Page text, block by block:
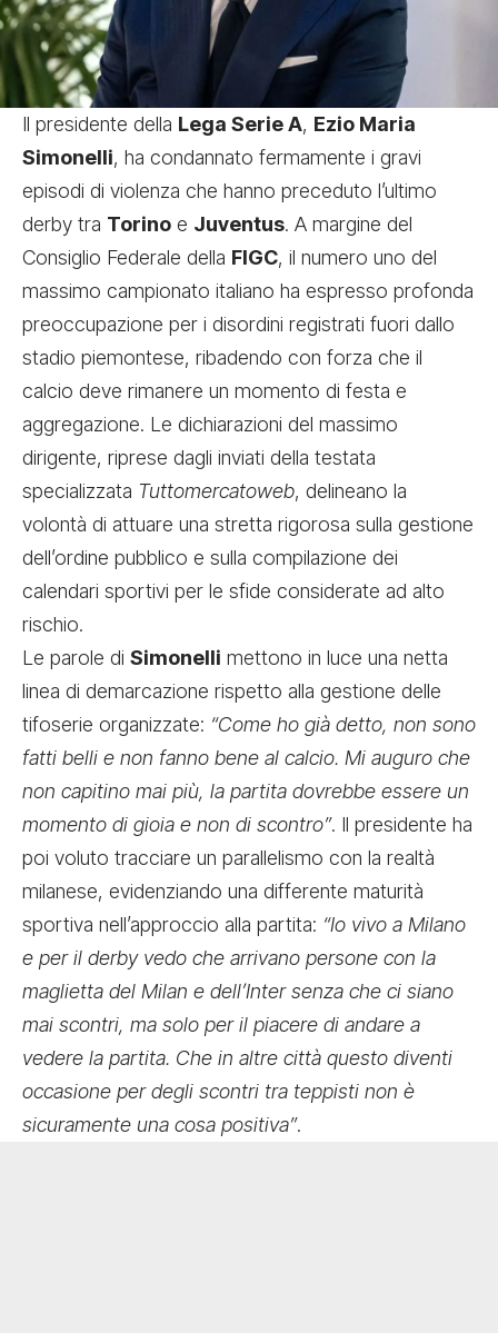
Il presidente della Lega Serie A, Ezio Maria
Simonelli, ha condannato fermamente i gravi
episodi di violenza che hanno preceduto l’ultimo
derby tra Torino e Juventus. A margine del
Consiglio Federale della FIGC, il numero uno del
massimo campionato italiano ha espresso profonda
preoccupazione per i disordini registrati fuori dallo
stadio piemontese, ribadendo con forza che il
calcio deve rimanere un momento di festa e
aggregazione. Le dichiarazioni del massimo
dirigente, riprese dagli inviati della testata
specializzata Tuttomercatoweb, delineano la
volontà di attuare una stretta rigorosa sulla gestione
dell’ordine pubblico e sulla compilazione dei
calendari sportivi per le sfide considerate ad alto
rischio.
Le parole di Simonelli mettono in luce una netta
linea di demarcazione rispetto alla gestione delle
tifoserie organizzate: “Come ho già detto, non sono
fatti belli e non fanno bene al calcio. Mi auguro che
non capitino mai più, la partita dovrebbe essere un
momento di gioia e non di scontro”. Il presidente ha
poi voluto tracciare un parallelismo con la realtà
milanese, evidenziando una differente maturità
sportiva nell’approccio alla partita: “Io vivo a Milano
e per il derby vedo che arrivano persone con la
maglietta del Milan e dell’Inter senza che ci siano
mai scontri, ma solo per il piacere di andare a
vedere la partita. Che in altre città questo diventi
occasione per degli scontri tra teppisti non è
sicuramente una cosa positiva”.